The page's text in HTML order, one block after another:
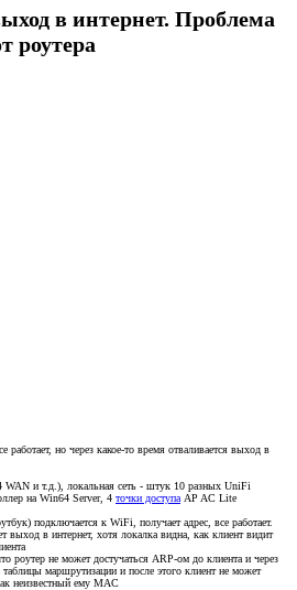
в интернет. Проблема
роутера
но через какое-то время отваливается выход в
и т.д.), локальная сеть - штук 10 разных UniFi
на Win64 Server, 4 точки доступа AP AC Lite
подключается к WiFi, получает адрес, все работает.
выход в интернет, хотя локалка видна, как клиент видит
роутер не может достучаться ARP-ом до клиента и через
маршрутизации и после этого клиент не может
неизвестный ему MAC